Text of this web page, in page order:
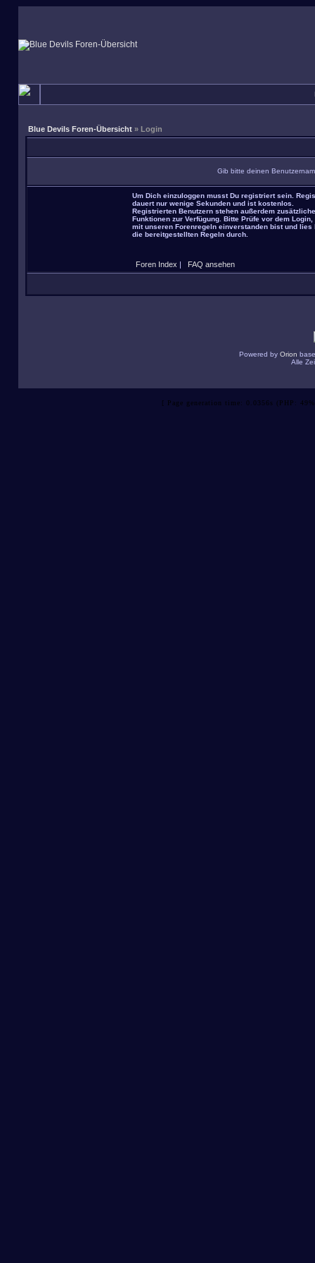
Blue Devils Foren-Übersicht » Login
Gib bitte deinen
Um Dich einzuloggen musst Du registriert sein.
dauert nur wenige Sekunden und ist kostenlos.
Registrierten Benutzern stehen außerdem zusätzliche
Funktionen zur Verfügung. Bitte Prüfe vor dem Login,
mit unseren Forenregeln einverstanden bist und lies
die bereitgestellten Regeln durch.
Foren Index | FAQ ansehen
Powered by Orion
Alle
[ Page generation time: 0.0356s (PHP: